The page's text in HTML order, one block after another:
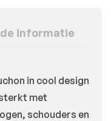
informatie
in cool design
met
schouders en